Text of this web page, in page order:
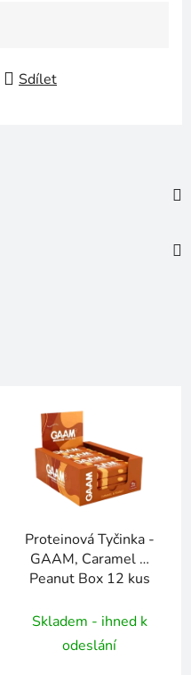
Sdílet
Proteinová Tyčinka -
GAAM, Caramel &
Peanut Box 12 kus
Skladem - ihned k
odeslání